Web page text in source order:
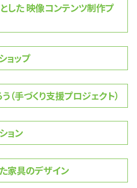
した 映像コンテンツ制作プ
ョップ
（手づくり支援プロジェクト）
ョン
家具のデザイン